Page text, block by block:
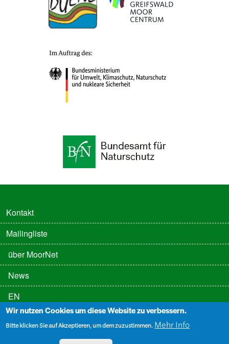
Kontakt
Mailingliste
FUSSZEILE 2
über MoorNet
News
EN
FUSSZEILE 3
Datenschutz
Wir nutzen Cookies um diese Website zu verbessern.
Bitte klicken Sie auf Akzeptieren, um dem zuzustimmen. Mehr Info